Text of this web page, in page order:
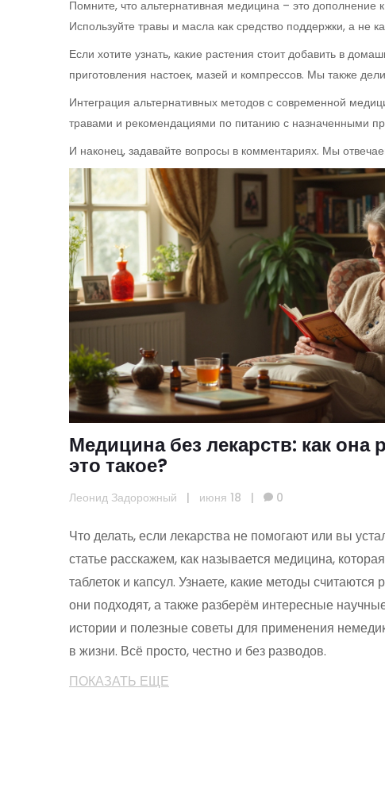
Помните, что альтернативная медицина – это дополнение
Используйте травы и масла как средство поддержки, а не
Если хотите узнать, какие растения стоит добавить в
приготовления настоек, мазей и компрессов. Мы также
Интеграция альтернативных методов с современной
травами и рекомендациями по питанию с назначенными
И наконец, задавайте вопросы в комментариях. Мы
Медицина без лекарств: как она
это такое?
Леонид Задорожный | июня 18 | 0
Что делать, если лекарства не помогают или вы
статье расскажем, как называется медицина,
таблеток и капсул. Узнаете, какие методы считаются
они подходят, а также разберём интересные
истории и полезные советы для применения
в жизни. Всё просто, честно и без разводов.
ПОКАЗАТЬ ЕЩЕ